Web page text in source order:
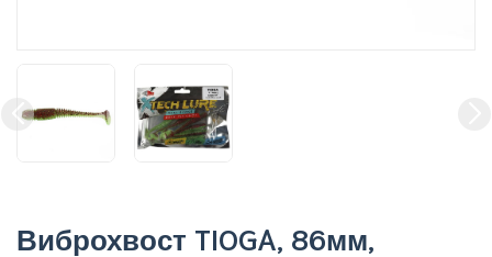
Виброхвост TIOGA, 86мм,